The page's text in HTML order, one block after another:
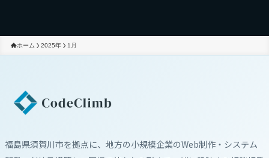
ホーム 2025年 1月
福島県須賀川市を拠点に、地方の小規模企業のWeb制作・システム